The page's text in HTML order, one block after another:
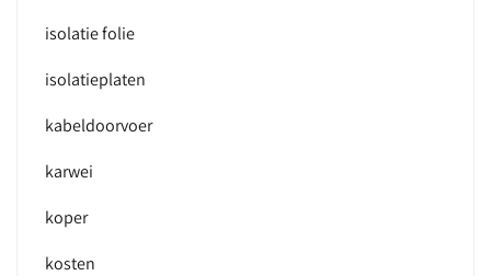
isolatie folie
isolatieplaten
kabeldoorvoer
karwei
koper
kosten